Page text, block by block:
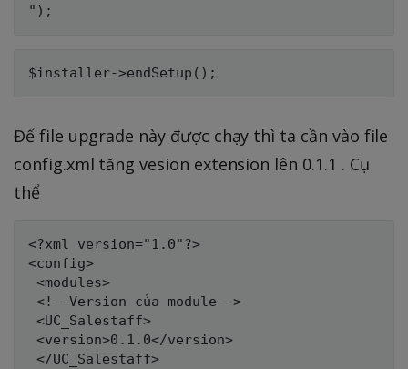
Để file upgrade này được chạy thì ta cần vào file
config.xml tăng vesion extension lên 0.1.1 . Cụ
thể
<?xml version="1.0"?>
<config>
<modules>
<!--Version của module-->
<UC_Salestaff>
<version>0.1.0</version>
</UC_Salestaff>